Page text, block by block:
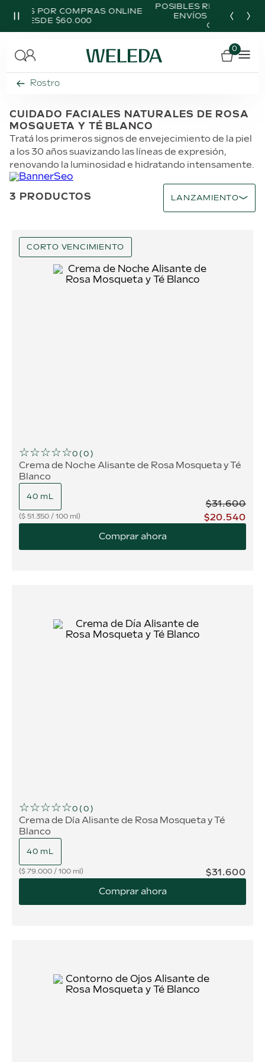
POSIBLES RETRASOS EN ALGUNOS
ENVÍOS POR CONDICIONES
0
Rostro
CUIDADO FACIALES NATURALES DE ROSA
MOSQUETA Y TÉ BLANCO
Tratá los primeros signos de envejecimiento de la piel
a los 30 años suavizando las líneas de expresión,
renovando la luminosidad e hidratando intensamente.
3 PRODUCTOS LANZAMIENTO
CORTO VENCIMIENTO
☆☆☆☆☆0 (0)
Crema de Noche Alisante de Rosa Mosqueta y Té
Blanco
40 mL
$ 51.350 / 100 ml
$31.600
$20.540
Comprar ahora
☆☆☆☆☆0 (0)
Crema de Día Alisante de Rosa Mosqueta y Té
Blanco
40 mL
$ 79.000 / 100 ml $31.600
Comprar ahora